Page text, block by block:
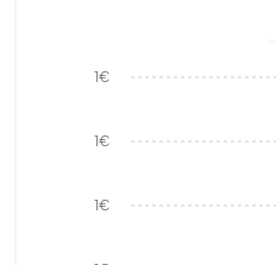
1€
1€
1€